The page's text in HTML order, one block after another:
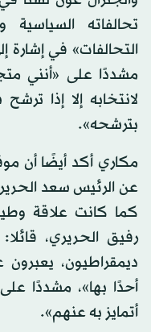
تحالفاته
التحالفات» في إشارة
مشددًا على «أنني
بترشحه».
مكاري أكد أيضًا أن
عن الرئيس سعد
كما كانت علاقة
رفيق الحريري،
ديمقراطيون، يعبرون
أحدًا بها»، مشددًا
أتمايز به عنهم».